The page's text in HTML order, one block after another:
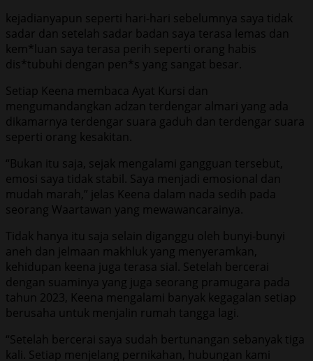
kejadianyapun seperti hari-hari sebelumnya saya tidak
sadar dan setelah sadar badan saya terasa lemas dan
kem*luan saya terasa perih seperti orang habis
dis*tubuhi dengan pen*s yang sangat besar.
Setiap Keena membaca Ayat Kursi dan
mengumandangkan adzan terdengar almari yang ada
dikamarnya terdengar suara gaduh dan terdengar suara
seperti orang kesakitan.
“Bukan itu saja, sejak mengalami gangguan tersebut,
emosi saya tidak stabil. Saya menjadi emosional dan
mudah marah,” jelas Keena dalam nada sedih pada
seorang Waartawan yang mewawancarainya.
Tidak hanya itu saja selain diganggu oleh bunyi-bunyi
aneh dan jelmaan makhluk yang menyeramkan,
kehidupan keena juga terasa sial. Setelah bercerai
dengan suaminya yang juga seorang pramugara pada
tahun 2023, Keena mengalami banyak kegagalan setiap
berusaha untuk menjalin rumah tangga lagi.
“Setelah bercerai saya sudah bertunangan sebanyak tiga
kali. Setiap menjelang pernikahan, hubungan kami